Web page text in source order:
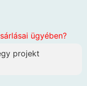
ügyében?
projekt